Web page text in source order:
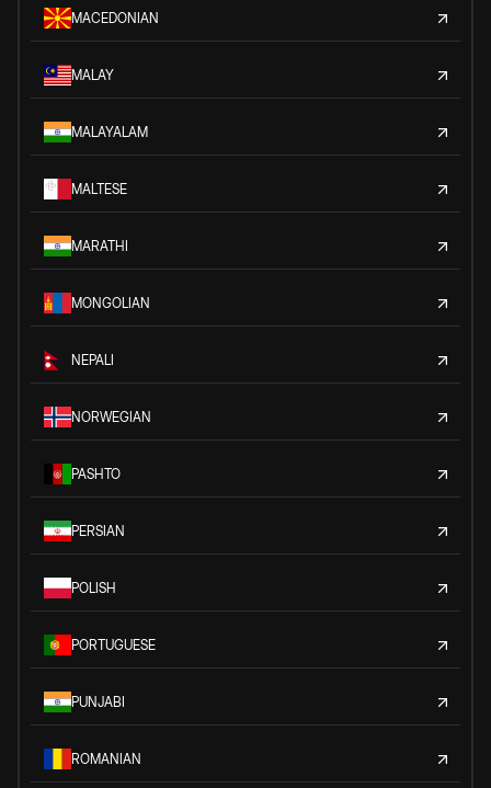
MACEDONIAN
MALAY
MALAYALAM
MALTESE
MARATHI
MONGOLIAN
NEPALI
NORWEGIAN
PASHTO
PERSIAN
POLISH
PORTUGUESE
PUNJABI
ROMANIAN